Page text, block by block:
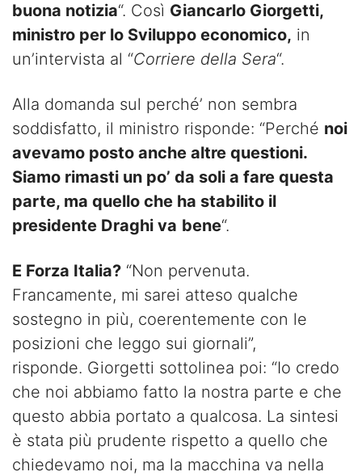
buona notizia“. Così Giancarlo Giorgetti,
ministro per lo Sviluppo economico, in
un’intervista al “Corriere della Sera“.
Alla domanda sul perché’ non sembra
soddisfatto, il ministro risponde: “Perché noi
avevamo posto anche altre questioni.
Siamo rimasti un po’ da soli a fare questa
parte, ma quello che ha stabilito il
presidente Draghi va bene“.
E Forza Italia? “Non pervenuta.
Francamente, mi sarei atteso qualche
sostegno in più, coerentemente con le
posizioni che leggo sui giornali”,
risponde. Giorgetti sottolinea poi: “Io credo
che noi abbiamo fatto la nostra parte e che
questo abbia portato a qualcosa. La sintesi
è stata più prudente rispetto a quello che
chiedevamo noi, ma la macchina va nella